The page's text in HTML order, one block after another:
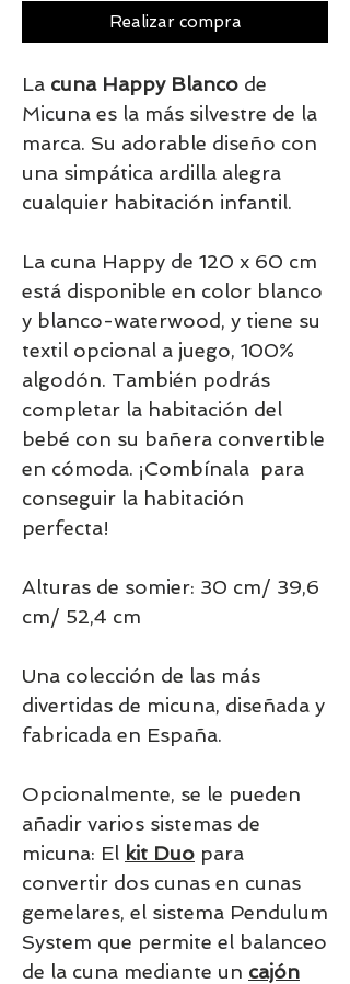
Realizar compra
La cuna Happy Blanco de
Micuna es la más silvestre de la
marca. Su adorable diseño con
una simpática ardilla alegra
cualquier habitación infantil.
La cuna Happy de 120 x 60 cm
está disponible en color blanco
y blanco-waterwood, y tiene su
textil opcional a juego, 100%
algodón. También podrás
completar la habitación del
bebé con su bañera convertible
en cómoda. ¡Combínala para
conseguir la habitación
perfecta!
Alturas de somier: 30 cm/ 39,6
cm/ 52,4 cm
Una colección de las más
divertidas de micuna, diseñada y
fabricada en España.
Opcionalmente, se le pueden
añadir varios sistemas de
micuna: El kit Duo para
convertir dos cunas en cunas
gemelares, el sistema Pendulum
System que permite el balanceo
de la cuna mediante un cajón